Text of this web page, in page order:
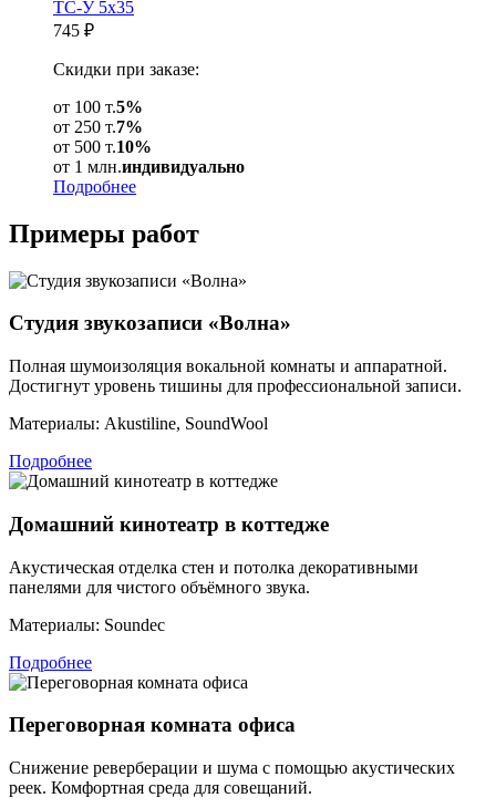
ТС-У 5х35
745 ₽
Скидки при заказе:
от 100 т.5%
от 250 т.7%
от 500 т.10%
от 1 млн.индивидуально
Подробнее
Примеры работ
Студия звукозаписи «Волна»
Полная шумоизоляция вокальной комнаты и аппаратной.
Достигнут уровень тишины для профессиональной записи.
Материалы: Akustiline, SoundWool
Подробнее
Домашний кинотеатр в коттедже
Акустическая отделка стен и потолка декоративными
панелями для чистого объёмного звука.
Материалы: Soundec
Подробнее
Переговорная комната офиса
Снижение реверберации и шума с помощью акустических
реек. Комфортная среда для совещаний.